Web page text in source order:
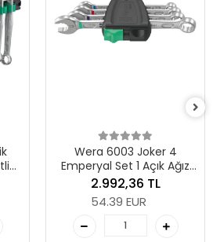
Wera 6003 Joker 4
Emperyal Set 1 Açık Ağız
Yıldız Kombine Anahtar
2.992,36 TL
54.39 EUR